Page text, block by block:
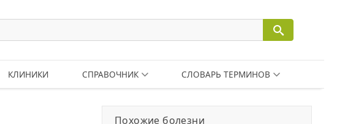
КЛИНИКИ СПРАВОЧНИК СЛОВАРЬ ТЕРМИНОВ
Похожие болезни